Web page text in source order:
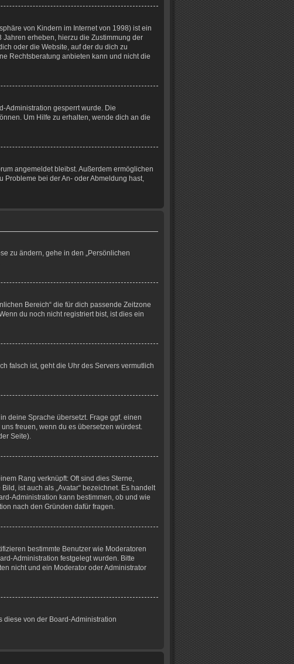
von Kindern im Internet von 1998) ist ein
erheben, hierzu die Zustimmung der
oder die Website, auf der du dich zu
Rechtsberatung anbieten kann und nicht die
Administration gesperrt wurde. Die
Um Hilfe zu erhalten, wende dich an die
angemeldet bleibst. Außerdem ermöglichen
Probleme bei der An- oder Abmeldung hast,
zu ändern, gehe in den „Persönlichen
Bereich“ die für dich passende Zeitzone
du noch nicht registriert bist, ist dies ein
falsch ist, geht die Uhr des Servers vermutlich
deine Sprache übersetzt. Frage ggf. einen
freuen, wenn du es übersetzen würdest.
Seite).
Rang verknüpft: Oft sind dies Sterne,
ist auch als „Avatar“ bezeichnet. Es handelt
Administration kann bestimmen, ob und wie
nach den Gründen dafür fragen.
bestimmte Benutzer wie Moderatoren
Administration festgelegt wurden. Bitte
nicht und ein Moderator oder Administrator
diese von der Board-Administration